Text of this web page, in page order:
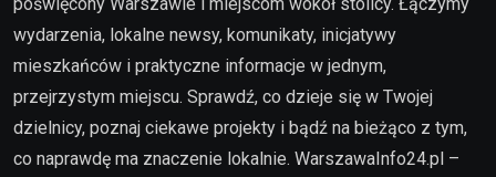
wydarzenia, lokalne newsy, komunikaty, inicjatywy
mieszkańców i praktyczne informacje w jednym,
przejrzystym miejscu. Sprawdź, co dzieje się w Twojej
dzielnicy, poznaj ciekawe projekty i bądź na bieżąco z tym,
co naprawdę ma znaczenie lokalnie. WarszawaInfo24.pl –